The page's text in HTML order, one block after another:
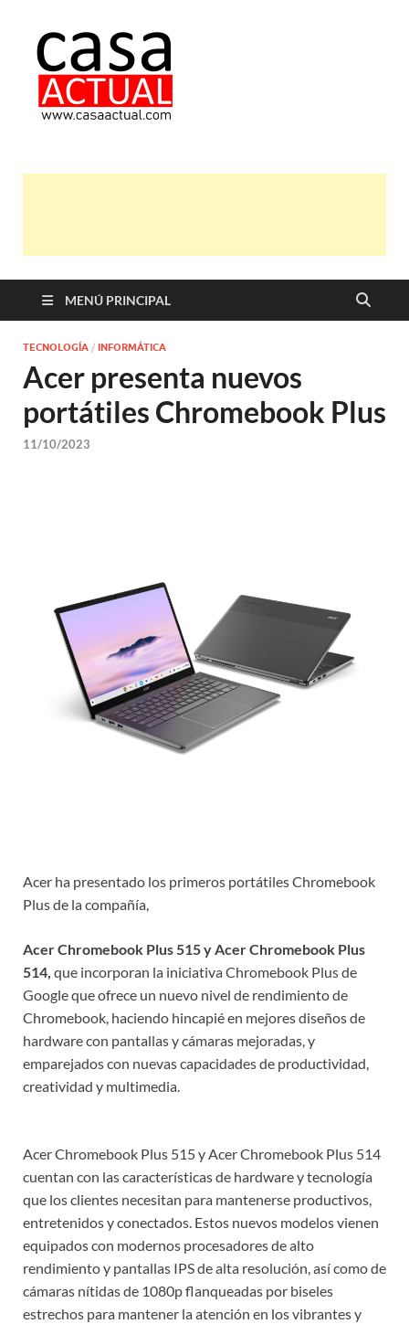
MENÚ PRINCIPAL
TECNOLOGÍA / INFORMÁTICA
Acer presenta nuevos
portátiles Chromebook Plus
11/10/2023
Acer ha presentado los primeros portátiles Chromebook
Plus de la compañía,
Acer Chromebook Plus 515 y Acer Chromebook Plus
514, que incorporan la iniciativa Chromebook Plus de
Google que ofrece un nuevo nivel de rendimiento de
Chromebook, haciendo hincapié en mejores diseños de
hardware con pantallas y cámaras mejoradas, y
emparejados con nuevas capacidades de productividad,
creatividad y multimedia.
Acer Chromebook Plus 515 y Acer Chromebook Plus 514
cuentan con las características de hardware y tecnología
que los clientes necesitan para mantenerse productivos,
entretenidos y conectados. Estos nuevos modelos vienen
equipados con modernos procesadores de alto
rendimiento y pantallas IPS de alta resolución, así como de
cámaras nítidas de 1080p flanqueadas por biseles
estrechos para mantener la atención en los vibrantes y